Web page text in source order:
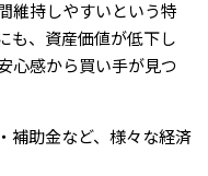
維持しやすいという特
も、資産価値が低下し
心感から買い手が見つ
補助金など、様々な経済